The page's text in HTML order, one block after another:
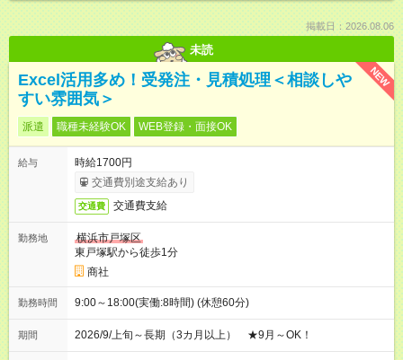
掲載日：2026.08.06
未読
NEW
Excel活用多め！受発注・見積処理＜相談しや
すい雰囲気＞
派遣 職種未経験OK WEB登録・面接OK
給与
時給1700円
交通費別途支給あり
交通費 交通費支給
勤務地
横浜市戸塚区
東戸塚駅から徒歩1分
商社
勤務時間 9:00～18:00(実働:8時間) (休憩60分)
期間 2026/9/上旬～長期（3カ月以上） ★9月～OK！